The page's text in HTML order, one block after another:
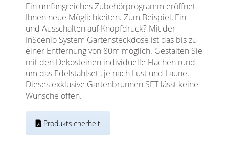
Ein umfangreiches Zubehörprogramm eröffnet
Ihnen neue Möglichkeiten. Zum Beispiel, Ein-
und Ausschalten auf Knopfdruck? Mit der
InScenio System Gartensteckdose ist das bis zu
einer Entfernung von 80m möglich. Gestalten Sie
mit den Dekosteinen individuelle Flächen rund
um das Edelstahlset , je nach Lust und Laune.
Dieses exklusive Gartenbrunnen SET lässt keine
Wünsche offen.
Produktsicherheit